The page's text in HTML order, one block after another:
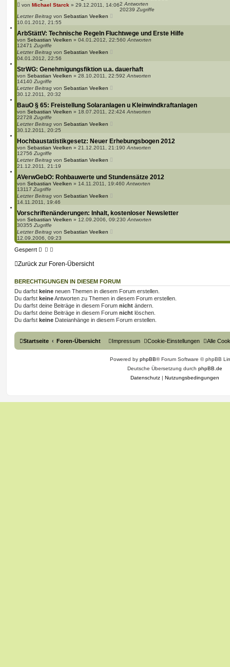
von Michael Starck » 29.12.2011, 14:062 Antworten
20239 Zugriffe
Letzter Beitrag von Sebastian Veelken
10.01.2012, 21:55
ArbStättV: Technische Regeln Fluchtwege und Erste Hilfe
von Sebastian Veelken » 04.01.2012, 22:560 Antworten
12471 Zugriffe
Letzter Beitrag von Sebastian Veelken
04.01.2012, 22:56
StrWG: Genehmigungsfiktion u.a. dauerhaft
von Sebastian Veelken » 28.10.2011, 22:592 Antworten
14140 Zugriffe
Letzter Beitrag von Sebastian Veelken
30.12.2011, 20:32
BauO § 65: Freistellung Solaranlagen u Kleinwindkraftanlagen
von Sebastian Veelken » 18.07.2011, 22:424 Antworten
22728 Zugriffe
Letzter Beitrag von Sebastian Veelken
30.12.2011, 20:25
Hochbaustatistikgesetz: Neuer Erhebungsbogen 2012
von Sebastian Veelken » 21.12.2011, 21:190 Antworten
12756 Zugriffe
Letzter Beitrag von Sebastian Veelken
21.12.2011, 21:19
AVerwGebO: Rohbauwerte und Stundensätze 2012
von Sebastian Veelken » 14.11.2011, 19:460 Antworten
13117 Zugriffe
Letzter Beitrag von Sebastian Veelken
14.11.2011, 19:46
Vorschriftenänderungen: Inhalt, kostenloser Newsletter
von Sebastian Veelken » 12.09.2006, 09:230 Antworten
30355 Zugriffe
Letzter Beitrag von Sebastian Veelken
12.09.2006, 09:23
Gesperrt
Zurück zur Foren-Übersicht
BERECHTIGUNGEN IN DIESEM FORUM
Du darfst keine neuen Themen in diesem Forum erstellen.
Du darfst keineAntworten zu Themen in diesem Forum erstellen.
Du darfst deine Beiträge in diesem Forum nicht ändern.
Du darfst deine Beiträge in diesem Forum nicht löschen.
Du darfst keine Dateianhänge in diesem Forum erstellen.
Startseite Foren-Übersicht Alle
Cookie-Einstellungen
Impressum
Powered by phpBB® Forum Software © phpBB
Deutsche Übersetzung durch phpBB.de
Datenschutz | Nutzungsbedingungen